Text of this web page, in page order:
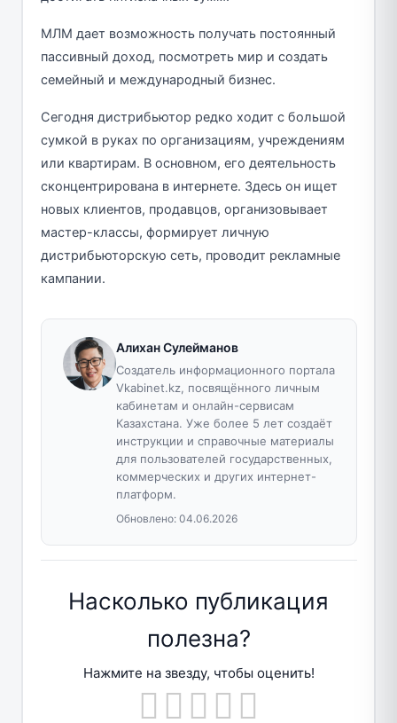
МЛМ дает возможность получать постоянный
пассивный доход, посмотреть мир и создать
семейный и международный бизнес.
Сегодня дистрибьютор редко ходит с большой
сумкой в руках по организациям, учреждениям
или квартирам. В основном, его деятельность
сконцентрирована в интернете. Здесь он ищет
новых клиентов, продавцов, организовывает
мастер-классы, формирует личную
дистрибьюторскую сеть, проводит рекламные
кампании.
Алихан Сулейманов
Создатель информационного портала
Vkabinet.kz, посвящённого личным
кабинетам и онлайн-сервисам
Казахстана. Уже более 5 лет создаёт
инструкции и справочные материалы
для пользователей государственных,
коммерческих и других интернет-
платформ.
Обновлено: 04.06.2026
Насколько публикация
полезна?
Нажмите на звезду, чтобы оценить!